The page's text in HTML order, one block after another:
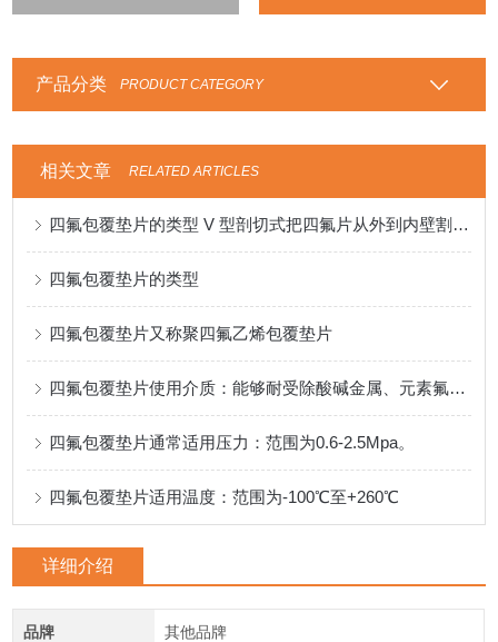
产品分类 PRODUCT CATEGORY
相关文章 RELATED ARTICLES
四氟包覆垫片的类型 V 型剖切式把四氟片从外到内壁割开适用低压，经济型
四氟包覆垫片的类型
四氟包覆垫片又称聚四氟乙烯包覆垫片
四氟包覆垫片使用介质：能够耐受除酸碱金属、元素氟等物质。
四氟包覆垫片通常适用压力：范围为0.6-2.5Mpa。
四氟包覆垫片适用温度：范围为-100℃至+260℃
详细介绍
品牌 其他品牌